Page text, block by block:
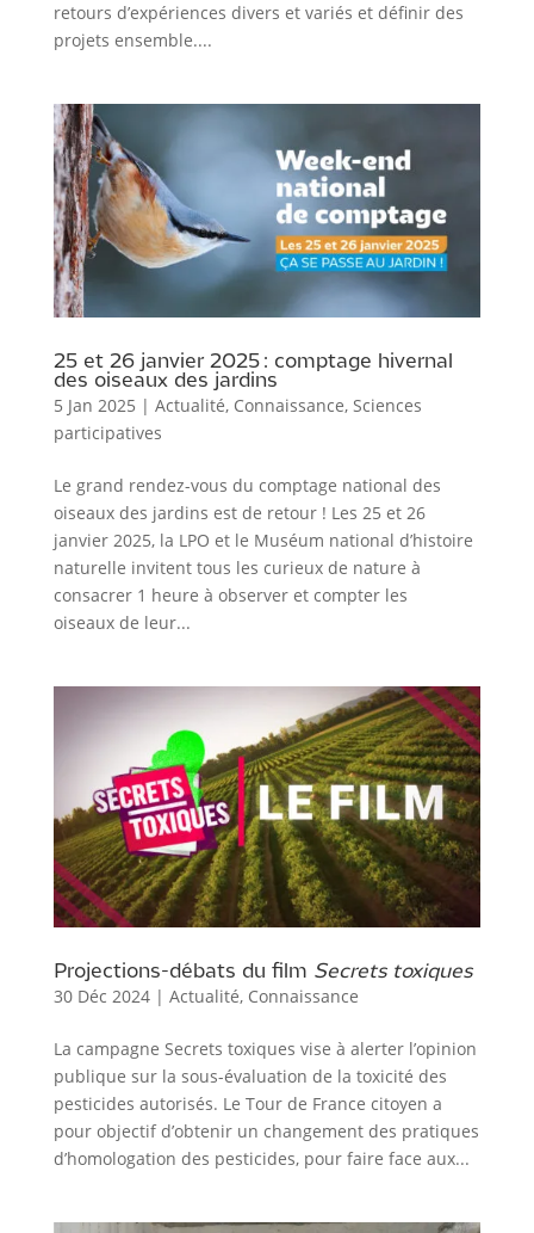
retours d’expériences divers et variés et définir des
projets ensemble....
25 et 26 janvier 2025 : comptage hivernal
des oiseaux des jardins
5 Jan 2025 | Actualité, Connaissance, Sciences
participatives
Le grand rendez-vous du comptage national des
oiseaux des jardins est de retour ! Les 25 et 26
janvier 2025, la LPO et le Muséum national d’histoire
naturelle invitent tous les curieux de nature à
consacrer 1 heure à observer et compter les
oiseaux de leur...
Projections-débats du film Secrets toxiques
30 Déc 2024| Actualité, Connaissance
La campagne Secrets toxiques vise à alerter l’opinion
publique sur la sous-évaluation de la toxicité des
pesticides autorisés. Le Tour de France citoyen a
pour objectif d’obtenir un changement des pratiques
d’homologation des pesticides, pour faire face aux...